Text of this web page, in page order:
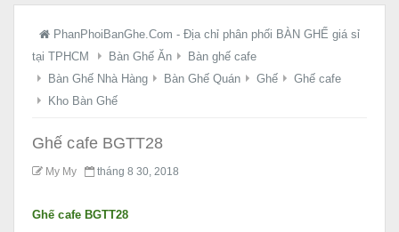
PhanPhoiBanGhe.Com - Địa chỉ phân phối BÀN GHẾ giá sỉ
tại TPHCM
Bàn Ghế Ăn
Bàn ghế cafe
Bàn Ghế Nhà Hàng
Bàn Ghế Quán Ghế
Ghế cafe
Kho Bàn Ghế
Ghế cafe BGTT28
My My tháng 8 30, 2018
Ghế cafe BGTT28